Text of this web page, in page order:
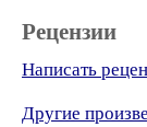
Рецензии
Написать
Другие